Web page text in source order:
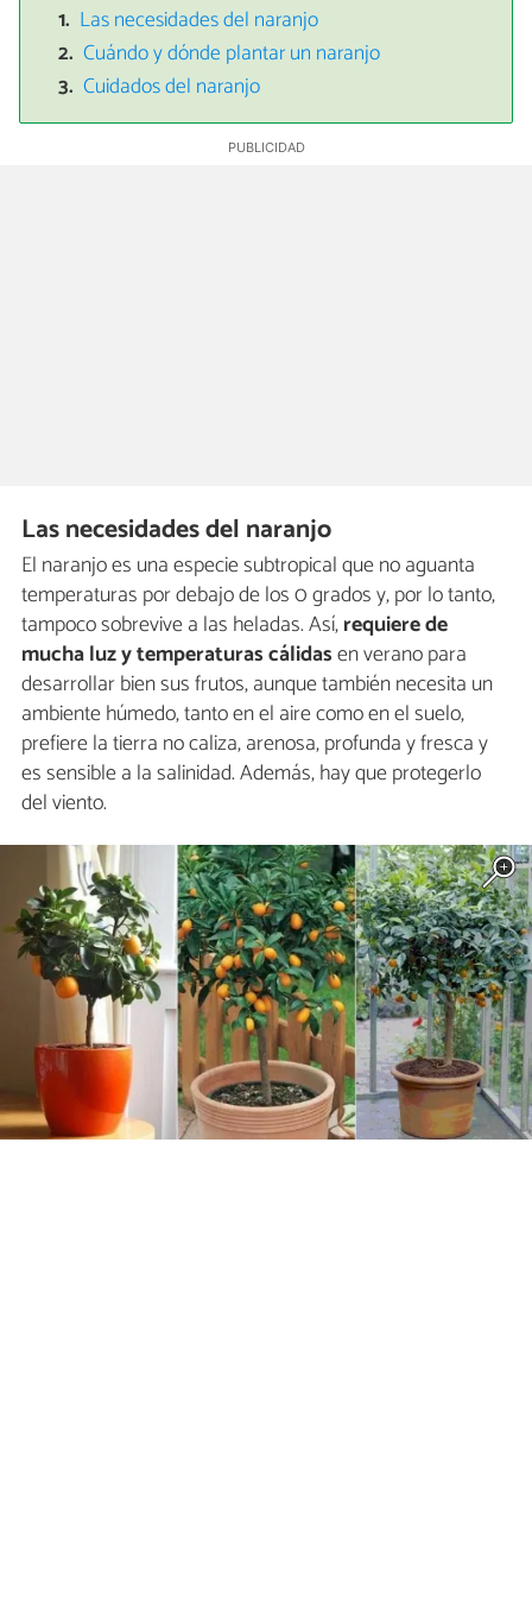
Las necesidades del naranjo
Cuándo y dónde plantar un naranjo
Cuidados del naranjo
Las necesidades del naranjo
El naranjo es una especie subtropical que no aguanta
temperaturas por debajo de los 0 grados y, por lo tanto,
tampoco sobrevive a las heladas. Así,requiere de
mucha luz y temperaturas cálidasen verano para
desarrollar bien sus frutos, aunque también necesita un
ambiente húmedo, tanto en el aire como en el suelo,
prefiere la tierra no caliza, arenosa, profunda y fresca y
es sensible a la salinidad. Además, hay que protegerlo
del viento.